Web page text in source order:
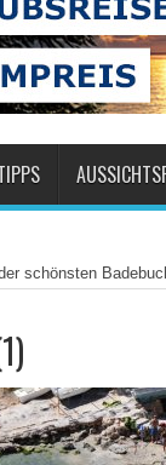
schönsten